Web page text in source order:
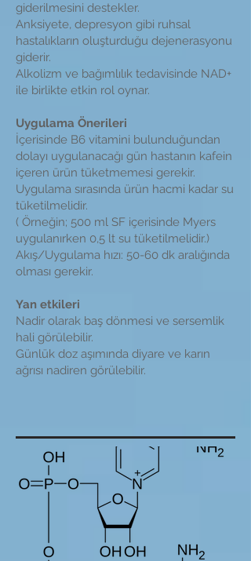
giderilmesini destekler.
Anksiyete, depresyon gibi ruhsal
hastalıkların oluşturduğu dejenerasyonu
giderir.
Alkolizm ve bağımlılık tedavisinde NAD+
ile birlikte etkin rol oynar.
Uygulama Önerileri
İçerisinde B6 vitamini bulunduğundan
dolayı uygulanacağı gün hastanın kafein
içeren ürün tüketmemesi gerekir.
Uygulama sırasında ürün hacmi kadar su
tüketilmelidir.
( Örneğin; 500 ml SF içerisinde Myers
uygulanırken 0,5 lt su tüketilmelidir.)
Akış/Uygulama hızı: 50-60 dk aralığında
olması gerekir.
Yan etkileri
Nadir olarak baş dönmesi ve sersemlik
hali görülebilir.
Günlük doz aşımında diyare ve karın
ağrısı nadiren görülebilir.